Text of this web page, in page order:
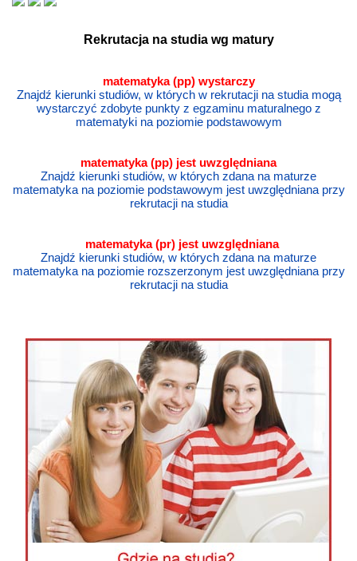
Rekrutacja na studia wg matury
matematyka (pp) wystarczy
Znajdź kierunki studiów, w których w rekrutacji na studia mogą
wystarczyć zdobyte punkty z egzaminu maturalnego z
matematyki na poziomie podstawowym
matematyka(pp) jest uwzględniana
Znajdź kierunki studiów, w których zdana na maturze
matematyka na poziomie podstawowym jest uwzględniana przy
rekrutacji na studia
matematyka(pr) jest uwzględniana
Znajdź kierunki studiów, w których zdana na maturze
matematyka na poziomie rozszerzonym jest uwzględniana przy
rekrutacji na studia